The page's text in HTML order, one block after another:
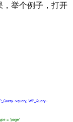
，举个例子，打开